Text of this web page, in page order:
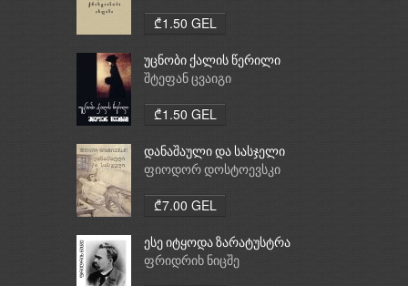
₾1.50 GEL
უცნობი ქალის წერილი
შტეფან ცვაიგი
₾1.50 GEL
დანაშაული და სასჯელი
ფიოდორ დოსტოევსკი
₾7.00 GEL
ესე იტყოდა ზარატუსტრა
ფრიდრიხ ნიცშე